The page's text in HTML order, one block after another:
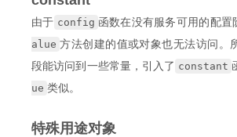
由于 config 函数在没有服务可用的配置
alue 方法创建的值或对象也无法访问。
段能访问到一些常量，引入了 constant
ue 类似。
特殊用途对象